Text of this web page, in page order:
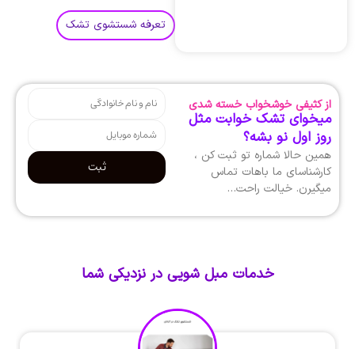
تعرفه شستشوی تشک
از کثیفی خوشخواب خسته شدی
میخوای تشک خوابت مثل
روز اول نو بشه؟
همین حالا شماره تو ثبت کن ،
کارشناسای ما باهات تماس
میگیرن. خیالت راحت…
ثبت
خدمات مبل شویی در نزدیکی شما